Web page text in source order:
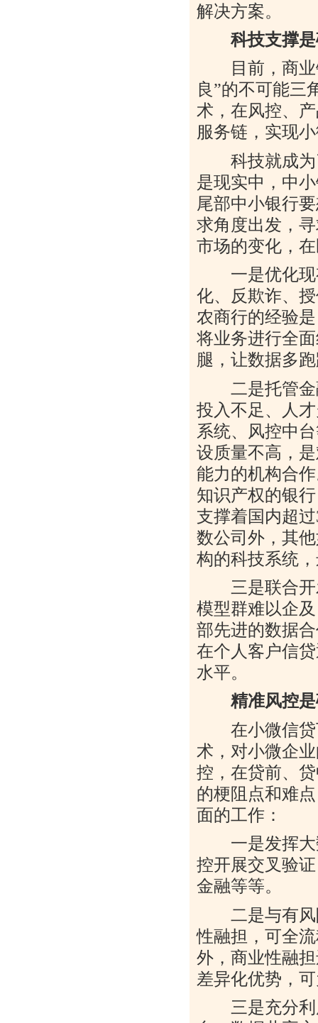
解决方案。
科技支撑
目前，商业
良”的不可能三
术，在风控、
服务链，实现
科技就成为
是现实中，中
尾部中小银行
求角度出发，
市场的变化，
一是优化现
化、反欺诈、
农商行的经验
将业务进行全
腿，让数据多
二是托管金
投入不足、人
系统、风控中
设质量不高，
能力的机构合
知识产权的银
支撑着国内超过
数公司外，其
构的科技系统
三是联合开
模型群难以企
部先进的数据
在个人客户信
水平。
精准风控
在小微信贷
术，对小微企
控，在贷前、
的梗阻点和难
面的工作：
一是发挥大
控开展交叉验
金融等等。
二是与有风
性融担，可全
外，商业性融
差异化优势，
三是充分利